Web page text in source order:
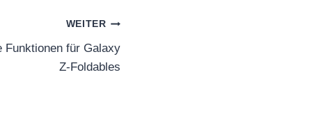
WEITER
Funktionen für Galaxy
Z-Foldables